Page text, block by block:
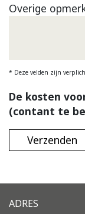
Overige
* Deze velden zijn
De kosten
(contant te
ADRES